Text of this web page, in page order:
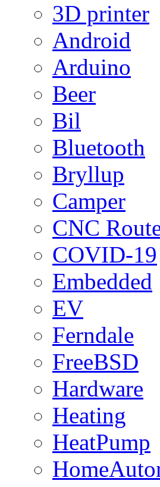
3D printer
Android
Arduino
Beer
Bil
Bluetooth
Bryllup
Camper
CNC
COVID-19
Embedded
EV
Ferndale
FreeBSD
Hardware
Heating
HeatPump